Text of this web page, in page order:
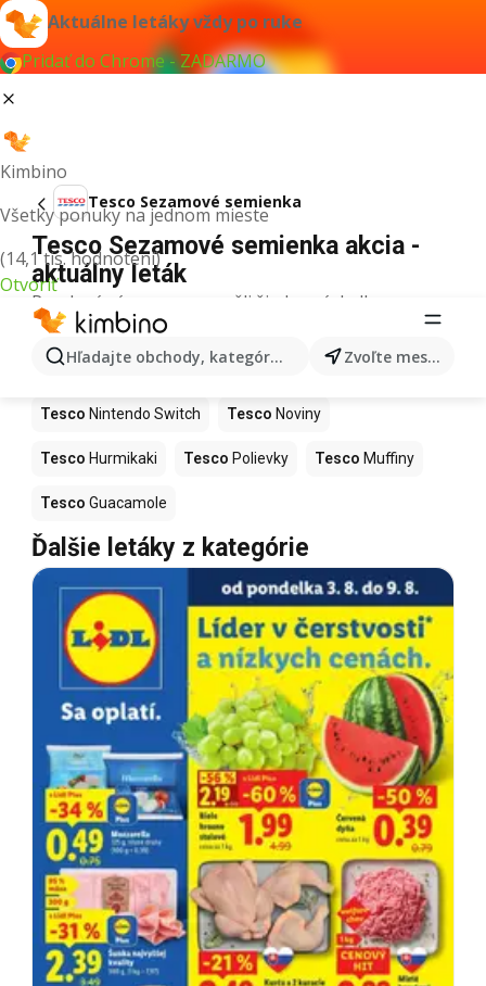
Aktuálne letáky vždy po ruke
Pridať do Chrome - ZADARMO
Kimbino
Všetky ponuky na jednom mieste
(14,1 tis. hodnotení)
Otvoriť
Hľadajte obchody, kategórie, produkty... Zvoľte mesto
Tesco Sezamové semienka
Tesco Sezamové semienka akcia -
aktuálny leták
Pre daný výraz sme nenašli žiadne výsledky.
Ďalšie produkty v obchodoch Tesco
Tesco Kapor Tesco Ashwagandha
Tesco Nintendo Switch Tesco Noviny
Tesco Hurmikaki Tesco Polievky Tesco Muffiny
Tesco Guacamole
Ďalšie letáky z kategórie